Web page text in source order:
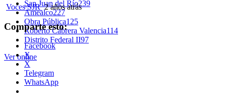
San Juan del Río239
Amealco227
Obra Pública125
Roberto Cabrera Valencia114
Distrito Federal II97
Ver online
Voces SJR2 años atrás
Comparte esto:
Facebook
X
X
Telegram
WhatsApp